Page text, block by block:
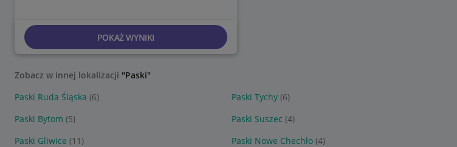
POKAŻ WYNIKI
Zobacz w innej lokalizacji "Paski"
Paski Ruda Śląska (6) Paski Tychy (6)
Paski Bytom (5) Paski Suszec (4)
Paski Gliwice (11) Paski Nowe Chechło (4)